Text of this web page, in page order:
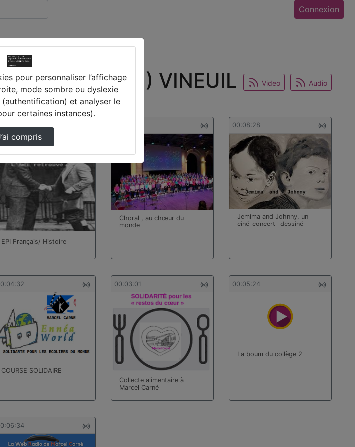
Connexion
CARNE (41) VINEUIL Video Audio
EPI Français/ Histoire
Choral , au chœur du
monde
00:08:28
Jemima and Johnny, un
ciné-concert- dessiné
COURSE SOLIDAIRE
00:03:01
Collecte alimentaire à
Marcel Carné
00:05:24
La boum du collège 2
pour personnaliser l’affichage
mode sombre ou dyslexie
et analyser le
certaines instances).
compris